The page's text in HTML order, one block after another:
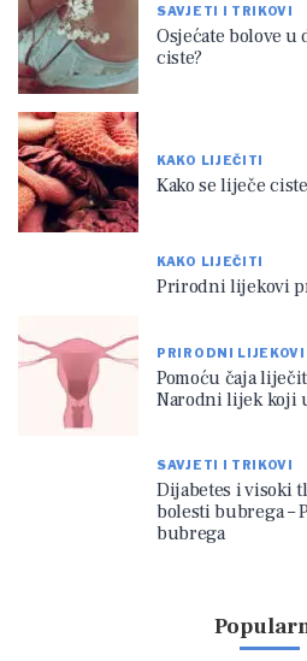
SAVJETI I TRIKOVI
Osjećate bolove u
ciste?
KAKO LIJEČITI
Kako se liječe
KAKO LIJEČITI
Prirodni lijekovi
PRIRODNI LIJEKOVI
Pomoću čaja
Narodni lijek koji
SAVJETI I TRIKOVI
Dijabetes i visoki
bolesti bubrega –
bubrega